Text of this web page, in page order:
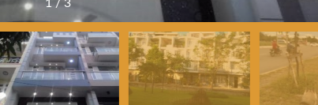
1 / 3